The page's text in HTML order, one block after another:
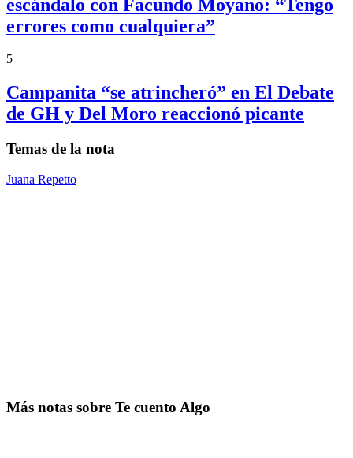
escándalo con Facundo Moyano: “Tengo
errores como cualquiera”
5
Campanita “se atrincheró” en El Debate
de GH y Del Moro reaccionó picante
Temas de la nota
Juana Repetto
Más notas sobre Te cuento Algo